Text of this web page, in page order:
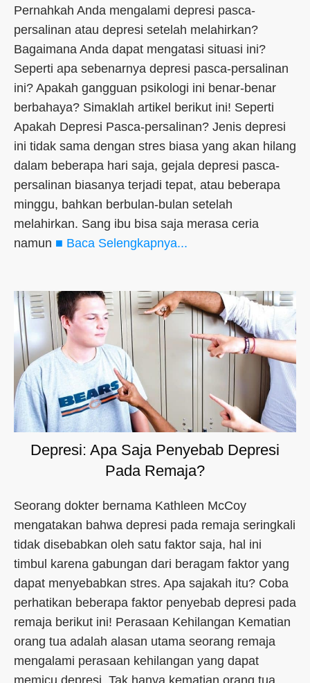
Pernahkah Anda mengalami depresi pasca-
persalinan atau depresi setelah melahirkan?
Bagaimana Anda dapat mengatasi situasi ini?
Seperti apa sebenarnya depresi pasca-persalinan
ini? Apakah gangguan psikologi ini benar-benar
berbahaya? Simaklah artikel berikut ini! Seperti
Apakah Depresi Pasca-persalinan? Jenis depresi
ini tidak sama dengan stres biasa yang akan hilang
dalam beberapa hari saja, gejala depresi pasca-
persalinan biasanya terjadi tepat, atau beberapa
minggu, bahkan berbulan-bulan setelah
melahirkan. Sang ibu bisa saja merasa ceria
namun ■ Baca Selengkapnya...
Depresi: Apa Saja Penyebab Depresi
Pada Remaja?
Seorang dokter bernama Kathleen McCoy
mengatakan bahwa depresi pada remaja seringkali
tidak disebabkan oleh satu faktor saja, hal ini
timbul karena gabungan dari beragam faktor yang
dapat menyebabkan stres. Apa sajakah itu? Coba
perhatikan beberapa faktor penyebab depresi pada
remaja berikut ini! Perasaan Kehilangan Kematian
orang tua adalah alasan utama seorang remaja
mengalami perasaan kehilangan yang dapat